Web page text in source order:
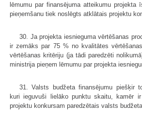
lēmumu par finansējuma atteikumu projekta
pieņemšanu tiek noslēgts atklātais projektu
30. Ja projekta iesnieguma vērtēšanas
ir zemāks par 75 % no kvalitātes
vērtēšanas kritēriju (ja tādi paredzēti
ministrija pieņem lēmumu par projekta
31. Valsts budžeta finansējumu piešķir
kuri ieguvuši lielāko punktu skaitu, kamēr
projektu konkursam paredzētais valsts